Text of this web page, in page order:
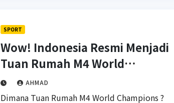
SPORT
Wow! Indonesia Resmi Menjadi
Tuan Rumah M4 World
Champions
AHMAD
Dimana Tuan Rumah M4 World Champions ?